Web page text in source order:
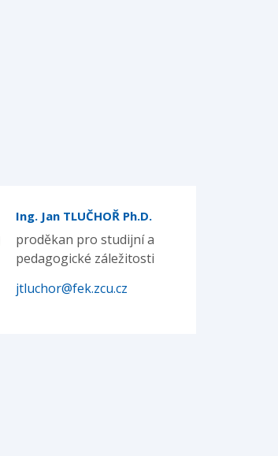
Ing. Jan TLUČHOŘ Ph.D.
proděkan pro studijní a
pedagogické záležitosti
jtluchor@fek.zcu.cz